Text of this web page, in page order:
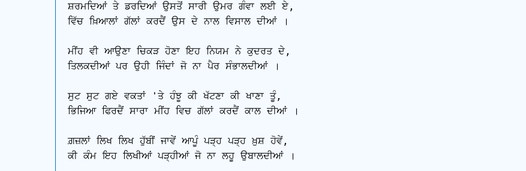
ਸ਼ਰਮਦਿਆਂ ਤੇ ਡਰਦਿਆਂ ਉਸਤੋਂ ਸਾਰੀ ਉਮਰ ਗੰਵਾ ਲਈ ਏ,
ਵਿੱਚ ਖ਼ਿਆਲਾਂ ਗੱਲਾਂ ਕਰਦੈਂ ਉਸ ਦੇ ਨਾਲ ਵਿਸਾਲ ਦੀਆਂ ।
ਮੀਂਹ ਵੀ ਆਉਣਾ ਚਿਕੜ ਹੋਣਾ ਇਹ ਨਿਯਮ ਨੇ ਕੁਦਰਤ ਦੇ,
ਤਿਲਕਦੀਆਂ ਪਰ ਉਹੀ ਜਿੰਦਾਂ ਜੋ ਨਾ ਪੈਰ ਸੰਭਾਲਦੀਆਂ ।
ਸੁਟ ਸੁਟ ਗਏ ਵਕਤਾਂ 'ਤੇ ਹੰਝੂ ਕੀ ਖੱਟਣਾ ਕੀ ਖਾਣਾ ਤੂੰ,
ਭਿਜਿਆ ਫਿਰਦੈਂ ਸਾਰਾ ਮੀਂਹ ਵਿਚ ਗੱਲਾਂ ਕਰਦੈਂ ਕਾਲ ਦੀਆਂ ।
ਗ਼ਜ਼ਲਾਂ ਲਿਖ ਲਿਖ ਹੁੱਬੀਂ ਜਾਵੇਂ ਆਪੂੰ ਪੜ੍ਹ ਪੜ੍ਹ ਖ਼ੁਸ਼ ਹੋਵੇਂ,
ਕੀ ਕੰਮ ਇਹ ਲਿਖੀਆਂ ਪੜ੍ਹੀਆਂ ਜੋ ਨਾ ਲਹੂ ਉਬਾਲਦੀਆਂ ।